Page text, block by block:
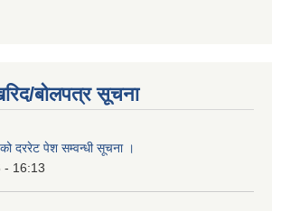
बोलपत्र सूचना
दररेट पेश सम्वन्धी सूचना ।
- 16:13